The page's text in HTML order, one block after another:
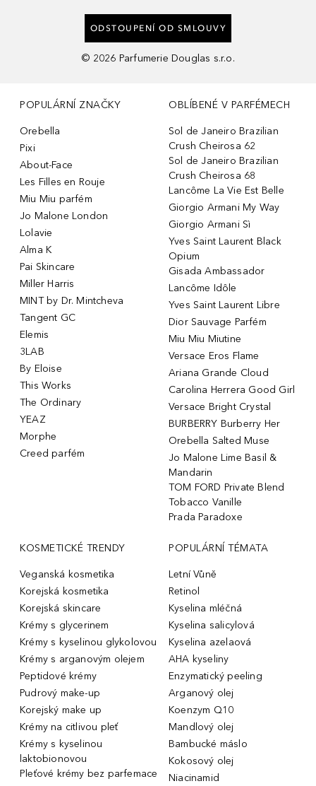
ODSTOUPENÍ OD SMLOUVY
© 2026 Parfumerie Douglas s.r.o.
POPULÁRNÍ ZNAČKY
Orebella
Pixi
About-Face
Les Filles en Rouje
Miu Miu parfém
Jo Malone London
Lolavie
Alma K
Pai Skincare
Miller Harris
MINT by Dr. Mintcheva
Tangent GC
Elemis
3LAB
By Eloise
This Works
The Ordinary
YEAZ
Morphe
Creed parfém
OBLÍBENÉ V PARFÉMECH
Sol de Janeiro Brazilian
Crush Cheirosa 62
Sol de Janeiro Brazilian
Crush Cheirosa 68
Lancôme La Vie Est Belle
Giorgio Armani My Way
Giorgio Armani Sì
Yves Saint Laurent Black
Opium
Gisada Ambassador
Lancôme Idôle
Yves Saint Laurent Libre
Dior Sauvage Parfém
Miu Miu Miutine
Versace Eros Flame
Ariana Grande Cloud
Carolina Herrera Good Girl
Versace Bright Crystal
BURBERRY Burberry Her
Orebella Salted Muse
Jo Malone Lime Basil &
Mandarin
TOM FORD Private Blend
Tobacco Vanille
Prada Paradoxe
KOSMETICKÉ TRENDY
Veganská kosmetika
Korejská kosmetika
Korejská skincare
Krémy s glycerinem
Krémy s kyselinou glykolovou
Krémy s arganovým olejem
Peptidové krémy
Pudrový make-up
Korejský make up
Krémy na citlivou pleť
Krémy s kyselinou
laktobionovou
Pleťové krémy bez parfemace
POPULÁRNÍ TÉMATA
Letní Vůně
Retinol
Kyselina mléčná
Kyselina salicylová
Kyselina azelaová
AHA kyseliny
Enzymatický peeling
Arganový olej
Koenzym Q10
Mandlový olej
Bambucké máslo
Kokosový olej
Niacinamid